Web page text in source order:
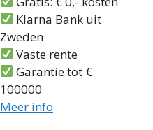
Klarna Bank uit
Zweden
Vaste rente
Garantie tot €
100000
Meer info